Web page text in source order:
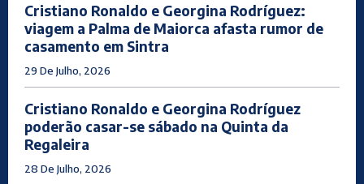
Cristiano Ronaldo e Georgina Rodríguez:
viagem a Palma de Maiorca afasta rumor de
casamento em Sintra
29 De Julho, 2026
Cristiano Ronaldo e Georgina Rodríguez
poderão casar-se sábado na Quinta da
Regaleira
28 De Julho, 2026